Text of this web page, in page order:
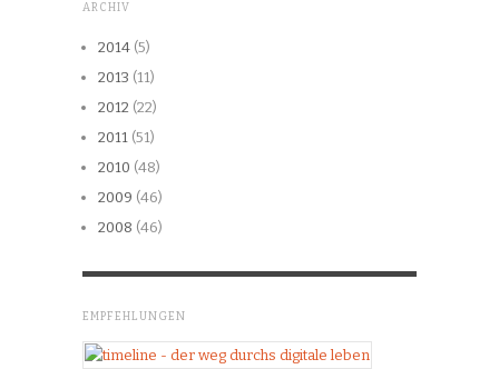
ARCHIV
2014 (5)
2013 (11)
2012 (22)
2011 (51)
2010 (48)
2009 (46)
2008 (46)
EMPFEHLUNGEN